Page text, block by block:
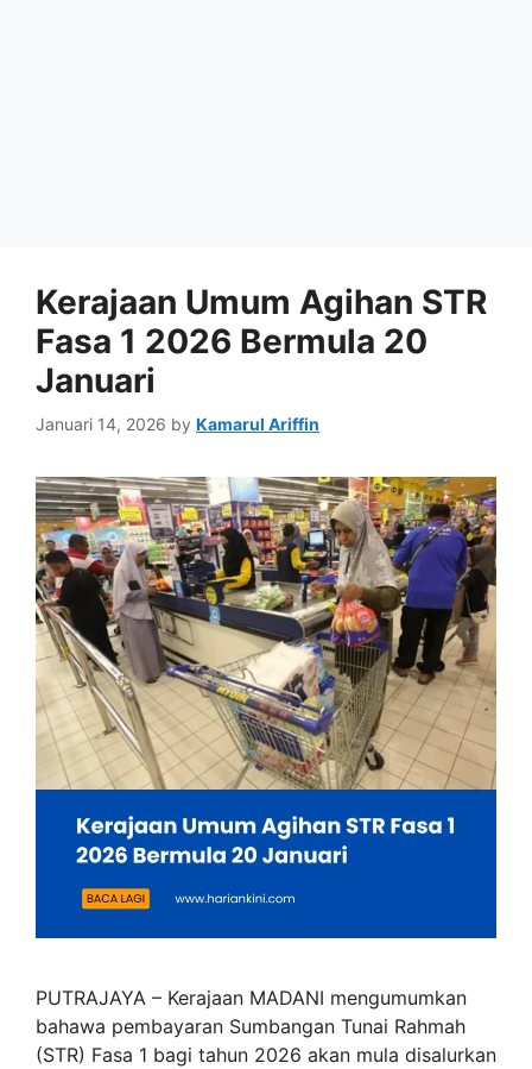
Kerajaan Umum Agihan STR
Fasa 1 2026 Bermula 20
Januari
Januari 14, 2026 by Kamarul Ariffin
PUTRAJAYA – Kerajaan MADANI mengumumkan
bahawa pembayaran Sumbangan Tunai Rahmah
(STR) Fasa 1 bagi tahun 2026 akan mula disalurkan